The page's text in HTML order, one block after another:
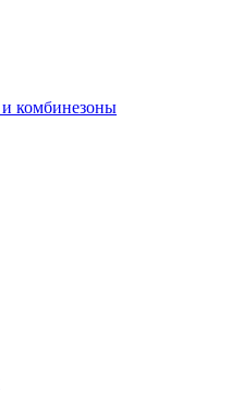
комбинезоны